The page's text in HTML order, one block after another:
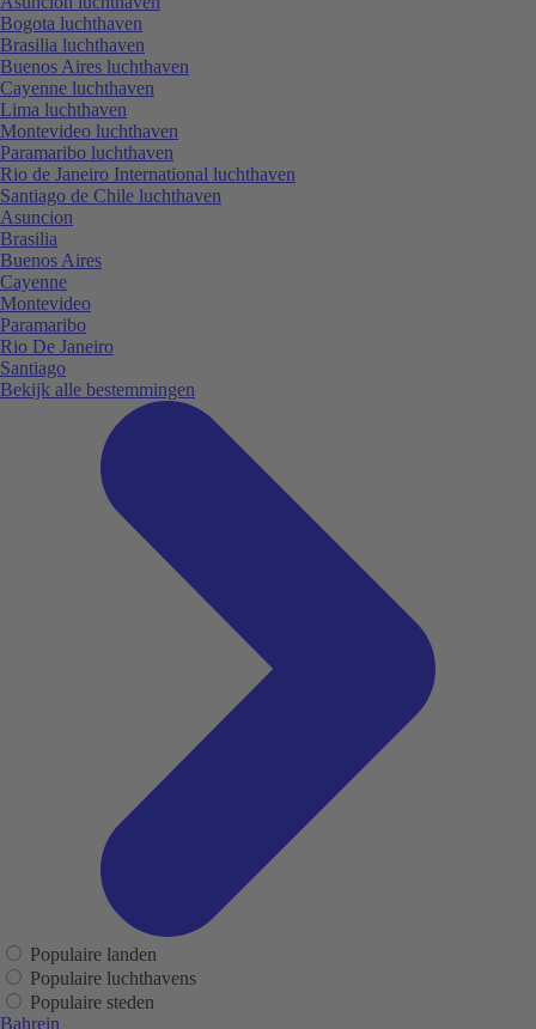
Bogota luchthaven
Brasilia luchthaven
Buenos Aires luchthaven
Cayenne luchthaven
Lima luchthaven
Montevideo luchthaven
Paramaribo luchthaven
Rio de Janeiro International luchthaven
Santiago de Chile luchthaven
Asuncion
Brasilia
Buenos Aires
Cayenne
Montevideo
Paramaribo
Rio De Janeiro
Santiago
Bekijk alle bestemmingen
Populaire landen
Populaire luchthavens
Populaire steden
Bahrein